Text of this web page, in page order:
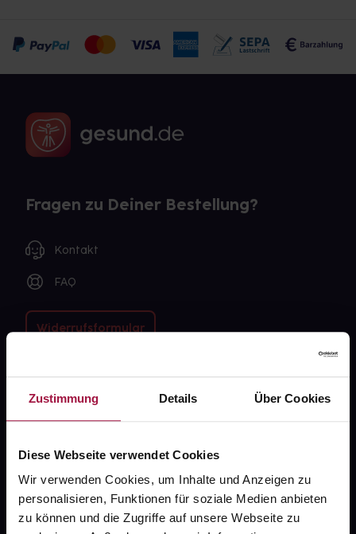
Zustimmung Details Über Cookies
Diese Webseite verwendet Cookies
Wir verwenden Cookies, um Inhalte und Anzeigen zu
personalisieren, Funktionen für soziale Medien anbieten
zu können und die Zugriffe auf unsere Webseite zu
Fragen zu Deiner Bestellung?
Kontakt
FAQ
Widerrufsformular
gesund.de
Newsletter
Barrierefreiheitserklärung